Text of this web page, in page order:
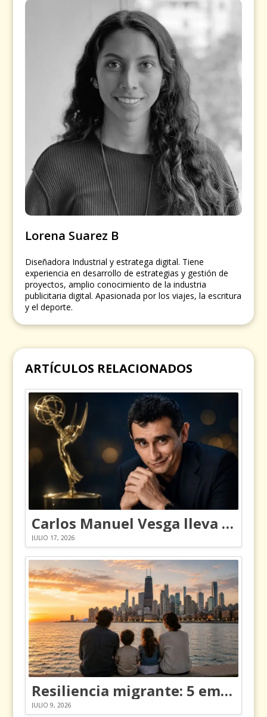
Lorena Suarez B
Diseñadora Industrial y estratega digital. Tiene
experiencia en desarrollo de estrategias y gestión de
proyectos, amplio conocimiento de la industria
publicitaria digital. Apasionada por los viajes, la escritura
y el deporte.
ARTÍCULOS RELACIONADOS
Carlos Manuel Vesga lleva el nombre de Colombia a los Emmy
JULIO 17, 2026
Resiliencia migrante: 5 emociones y cómo gestionarlas
JULIO 9, 2026